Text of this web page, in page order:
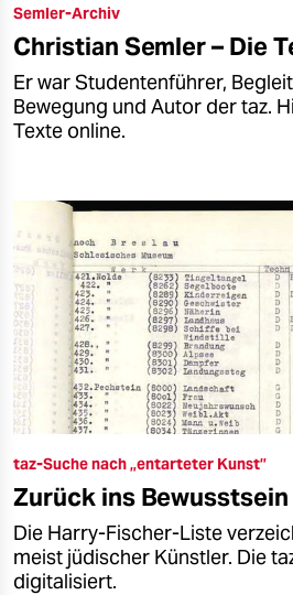
Semler-Archiv
Christian Semler – Die
Er war Studentenführer,
Bewegung und Autor der taz.
Texte online.
taz-Suche nach „entarteter Kunst”
Zurück ins Bewusstsein
Die Harry-Fischer-Liste
meist jüdischer Künstler. Die
digitalisiert.